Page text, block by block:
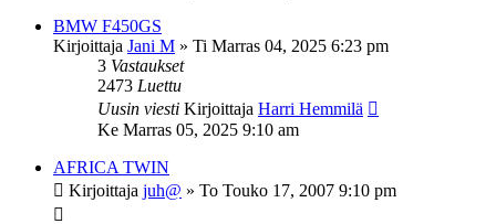
BMW F450GS
Kirjoittaja Jani M » Ti Marras 04, 2025 6:23 pm
3 Vastaukset
2473 Luettu
Uusin viesti Kirjoittaja Harri Hemmilä
Ke Marras 05, 2025 9:10 am
AFRICA TWIN
Kirjoittaja juh@ » To Touko 17, 2007 9:10 pm